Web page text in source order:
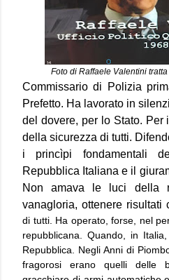
Foto di Raffaele Valentini
Commissario di Polizia
Prefetto. Ha lavorato in
del dovere, per lo Stato. Per
della sicurezza di tutti.
i princìpi fondamentali
Repubblica Italiana e il
Non amava le luci della
vanagloria, ottenere risultati
di tutti. Ha operato, forse, nel
repubblicana. Quando, in
Repubblica. Negli Anni di
fragorosi erano quelli delle